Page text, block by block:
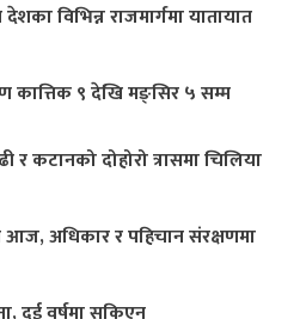
विभिन्न राजमार्गमा यातायात
कात्तिक ९ देखि मङ्सिर ५ सम्म
र कटानको दोहोरो त्रासमा चिलिया
आज, अधिकार र पहिचान संरक्षणमा